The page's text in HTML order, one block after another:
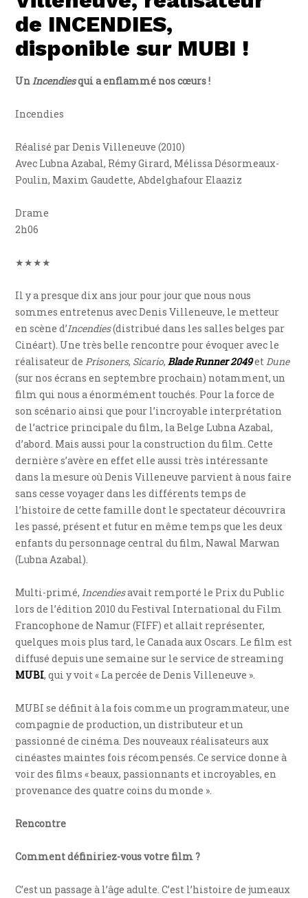
de INCENDIES,
disponible sur MUBI !
UnIncendiesqui a enflammé nos cœurs !
Incendies
Réalisé par Denis Villeneuve (2010)
Avec Lubna Azabal, Rémy Girard, Mélissa Désormeaux-
Poulin, Maxim Gaudette, Abdelghafour Elaaziz
Drame
2h06
★★★★
Il y a presque dix ans jour pour jour que nous nous
sommes entretenus avec Denis Villeneuve, le metteur
en scène d’Incendies(distribué dans les salles belges par
Cinéart). Une très belle rencontre pour évoquer avec le
réalisateur dePrisoners, Sicario,Blade Runner 2049etDune
(sur nos écrans en septembre prochain) notamment, un
film qui nous a énormément touchés. Pour la force de
son scénario ainsi que pour l’incroyable interprétation
de l’actrice principale du film, la Belge Lubna Azabal,
d’abord. Mais aussi pour la construction du film. Cette
dernière s’avère en effet elle aussi très intéressante
dans la mesure où Denis Villeneuve parvient à nous faire
sans cesse voyager dans les différents temps de
l’histoire de cette famille dont le spectateur découvrira
les passé, présent et futur en même temps que les deux
enfants du personnage central du film, Nawal Marwan
(Lubna Azabal).
Multi-primé,Incendiesavait remporté le Prix du Public
lors de l’édition 2010 du Festival International du Film
Francophone de Namur (FIFF) et allait représenter,
quelques mois plus tard, le Canada aux Oscars. Le film est
diffusé depuis une semaine sur le service de streaming
MUBI, qui y voit « La percée de Denis Villeneuve ».
MUBI se définit à la fois comme un programmateur, une
compagnie de production, un distributeur et un
passionné de cinéma. Des nouveaux réalisateurs aux
cinéastes maintes fois récompensés. Ce service donne à
voir des films « beaux, passionnants et incroyables, en
provenance des quatre coins du monde ».
Rencontre
Comment définiriez-vous votre film ?
C’est un passage à l’âge adulte. C’est l’histoire de jumeaux